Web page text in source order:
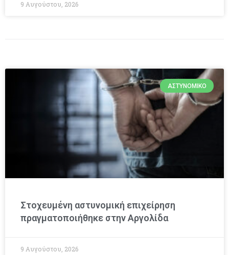
9 Αυγούστου, 2026
ΑΣΤΥΝΟΜΙΚΌ
Στοχευμένη αστυνομική επιχείρηση
πραγματοποιήθηκε στην Αργολίδα
9 Αυγούστου, 2026